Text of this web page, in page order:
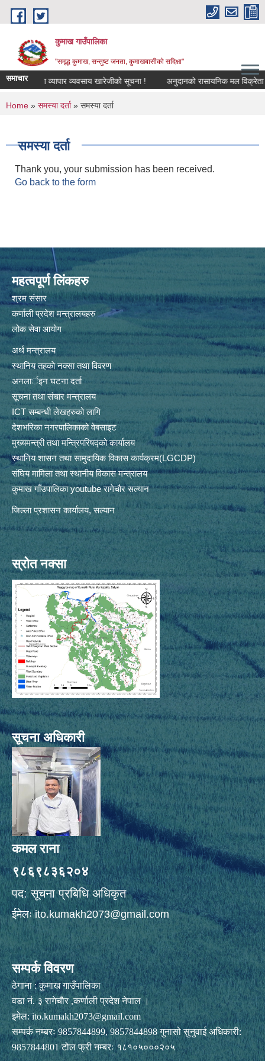
Skip to main content
कुमाख गाउँपालिका
"समृद्ध कुमाख, सन्तुष्ट जनता, कुमाखबासीको सदिक्षा"
समाचारउद्योग व्यापार व्यवसाय खारेजीको सूचना ! अनुदानको रासायनिक मल विक्रेता
You are here
Home » समस्या दर्ता» समस्या दर्ता
समस्या दर्ता
Thank you, your submission has been received.
Go back to the form
महत्वपूर्ण लिंकहरु
श्रम संसार
कर्णाली प्रदेश मन्त्रालयहरु
लोक सेवा आयोग
अर्थ मन्त्रालय
स्थानिय तहकाे नक्सा तथा विवरण
अनलार्इन घटना दर्ता
सूचना तथा संचार मन्त्रालय
ICT सम्बन्धी लेखहरुको लागि
देशभरिका नगरपालिकाको वेबसाइट
मुख्यमन्त्री तथा मन्त्रिपरिषद्को कार्यालय
स्थानिय शासन तथा सामुदायिक विकास कार्यक्रम(LGCDP)
संघिय मामिला तथा स्थानीय विकास मन्त्रालय
कुमाख गाँउपालिका youtube रागेचाैर सल्यान
जिल्ला प्रशासन कार्यालय, सल्यान
स्रोत नक्सा
सूचना अधिकारी
कमल राना
९८६९८३६२०४
पद: सूचना प्रबिधि अधिकृत
ईमेलःito.kumakh2073@gmail.com
सम्पर्क विवरण
ठेगाना : कुमाख गाउँपालिका
वडा नं. ३ रागेचाैर ,कर्णाली प्रदेश नेपाल ।
इमेल:ito.kumakh2073@gmail.com
सम्पर्क नम्बरः 9857844899, 9857844898 गुनासो सुनुवाई अधिकारी:
9857844801 टोल फ्री नम्बरः १८१०५०००२०५